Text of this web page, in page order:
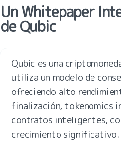
Un Whitepaper
de Qubic
Qubic es una
utiliza un modelo de
ofreciendo alto
finalización, tokenomics
contratos inteligentes,
crecimiento significativo.